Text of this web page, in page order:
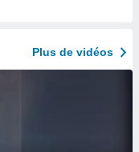
Plus de vidéos